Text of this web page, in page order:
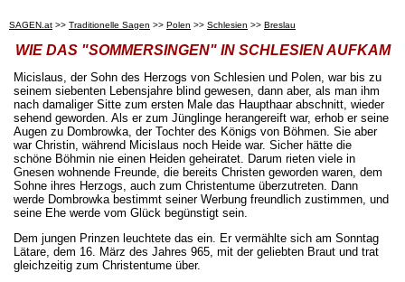
SAGEN.at >> Traditionelle Sagen >> Polen >> Schlesien >> Breslau
WIE DAS "SOMMERSINGEN" IN SCHLESIEN AUFKAM
Micislaus, der Sohn des Herzogs von Schlesien und Polen, war bis zu
seinem siebenten Lebensjahre blind gewesen, dann aber, als man ihm
nach damaliger Sitte zum ersten Male das Haupthaar abschnitt, wieder
sehend geworden. Als er zum Jünglinge herangereift war, erhob er seine
Augen zu Dombrowka, der Tochter des Königs von Böhmen. Sie aber
war Christin, während Micislaus noch Heide war. Sicher hätte die
schöne Böhmin nie einen Heiden geheiratet. Darum rieten viele in
Gnesen wohnende Freunde, die bereits Christen geworden waren, dem
Sohne ihres Herzogs, auch zum Christentume überzutreten. Dann
werde Dombrowka bestimmt seiner Werbung freundlich zustimmen, und
seine Ehe werde vom Glück begünstigt sein.
Dem jungen Prinzen leuchtete das ein. Er vermählte sich am Sonntag
Lätare, dem 16. März des Jahres 965, mit der geliebten Braut und trat
gleichzeitig zum Christentume über.